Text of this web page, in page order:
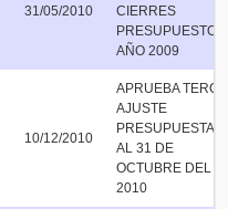
31/05/2010
CIERRES
PRESUPUESTO
AÑO 2009
10/12/2010
APRUEBA
AJUSTE
AL 31 DE
OCTUBRE DEL
2010